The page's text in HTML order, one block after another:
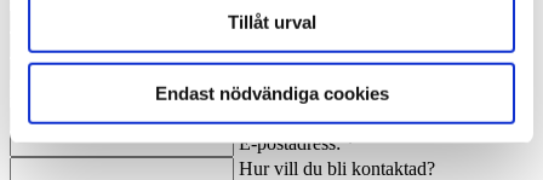
Tillåt urval
Endast nödvändiga cookies
Nuvarande årsförbrukning av energi:
Ort: *
Telefon dagtid: *
E-postadress: *
Hur vill du bli kontaktad?